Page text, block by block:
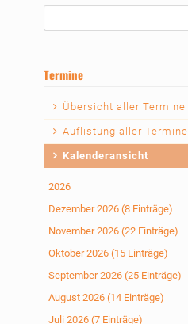
Termine
Navigation
überspringen
Übersicht aller Termine
Auflistung aller Termine
Kalenderansicht
2026
Dezember 2026 (8 Einträge)
November 2026 (22 Einträge)
Oktober 2026 (15 Einträge)
September 2026 (25 Einträge)
August 2026 (14 Einträge)
Juli 2026 (7 Einträge)